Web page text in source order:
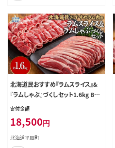
北海道民おすすめ『ラムスライス』&
『ラムしゃぶ』づくしセット1.6kg BRT
I006
寄付金額
18,500円
北海道平取町